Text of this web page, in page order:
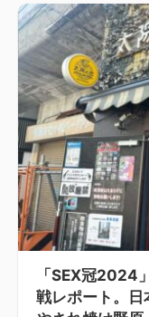
「SEX冠2024
戦レポート。日